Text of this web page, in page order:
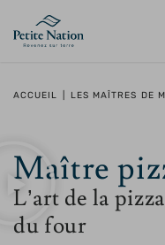
Retour au
Retour au
Retour au
Retour au
ACCUEIL LES MAÎTRES DE
Maître
L’art de la
du four